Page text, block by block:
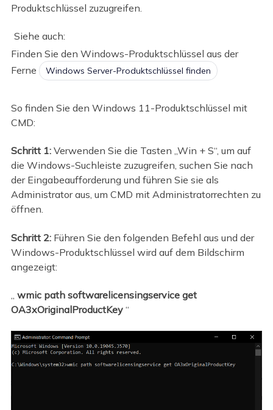
Produktschlüssel zuzugreifen.
Siehe auch:
Finden Sie den Windows-Produktschlüssel aus der
Ferne
Windows Server-Produktschlüssel finden
So finden Sie den Windows 11-Produktschlüssel mit
CMD:
Schritt 1:Verwenden Sie die Tasten „Win + S“, um auf
die Windows-Suchleiste zuzugreifen, suchen Sie nach
der Eingabeaufforderung und führen Sie sie als
Administrator aus, um CMD mit Administratorrechten zu
öffnen.
Schritt 2:Führen Sie den folgenden Befehl aus und der
Windows-Produktschlüssel wird auf dem Bildschirm
angezeigt:
„ wmic path softwarelicensingservice get
OA3xOriginalProductKey“